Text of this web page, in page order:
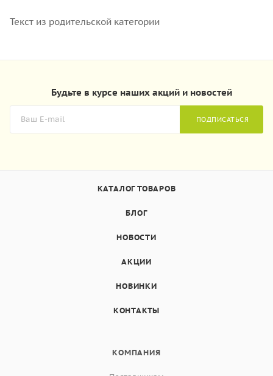
Текст из родительской категории
Будьте в курсе наших акций и новостей
ПОДПИСАТЬСЯ
КАТАЛОГ ТОВАРОВ
БЛОГ
НОВОСТИ
АКЦИИ
НОВИНКИ
КОНТАКТЫ
КОМПАНИЯ